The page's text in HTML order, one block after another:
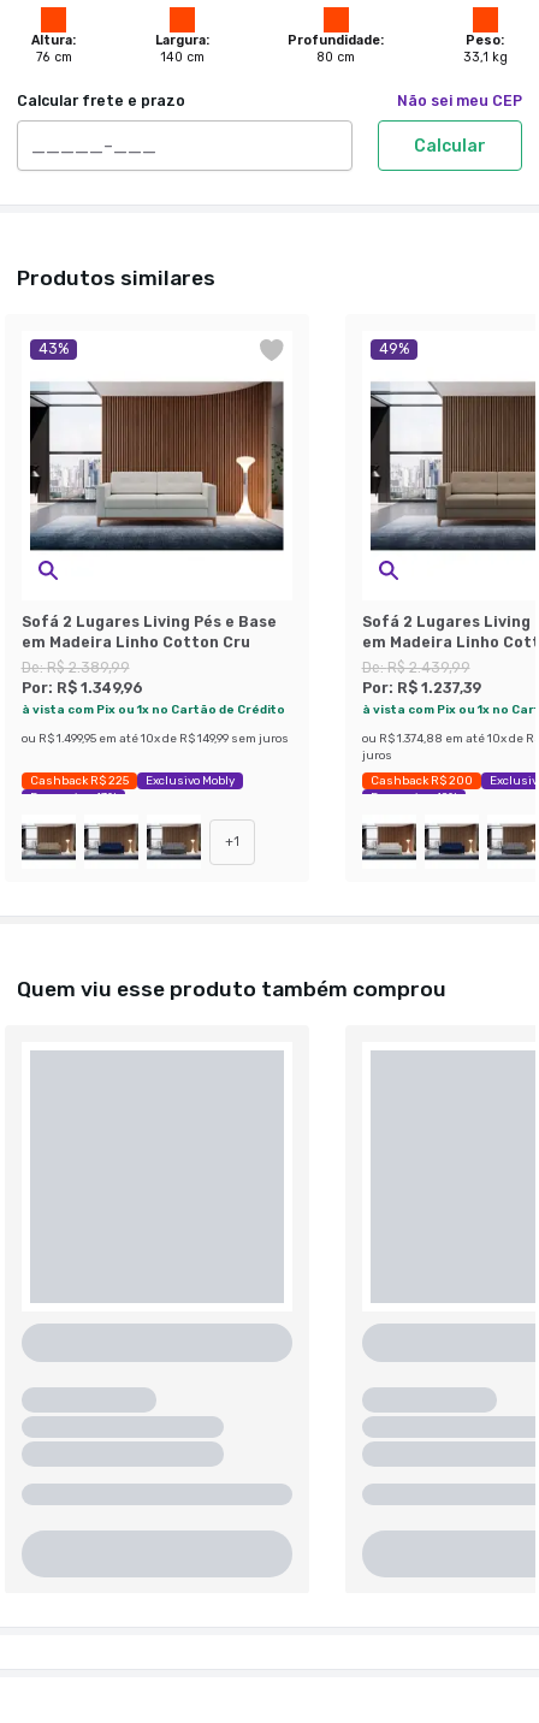
Altura:
76 cm
Largura:
140 cm
Profundidade:
80 cm
Peso:
33,1 kg
Calcular frete e prazo Não sei meu CEP
Calcular
Produtos similares
43%
Sofá 2 Lugares Living Pés e Base
em Madeira Linho Cotton Cru
De:R$ 2.389,99
Por: R$ 1.349,96
à vista com Pix ou 1x no Cartão de Crédito
ou R$ 1.499,95 em até 10x de R$ 149,99 sem juros
Cashback R$ 225
Exclusivo Mobly
Economize 43%
+1
49%
Sofá 2 Lugares Living
em Madeira Linho
De:R$ 2.439,99
Por: R$ 1.237,39
à vista com Pix ou 1x no
ou R$ 1.374,88 em até 10x de
juros
Cashback R$ 200
Economize 49%
Quem viu esse produto também comprou